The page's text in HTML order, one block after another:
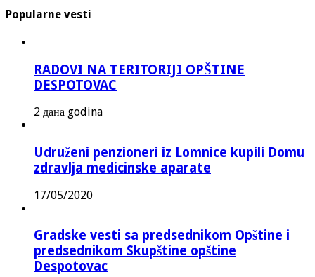
Popularne vesti
RADOVI NA TERITORIJI OPŠTINE
DESPOTOVAC
2 дана godina
Udruženi penzioneri iz Lomnice kupili Domu
zdravlja medicinske aparate
17/05/2020
Gradske vesti sa predsednikom Opštine i
predsednikom Skupštine opštine
Despotovac